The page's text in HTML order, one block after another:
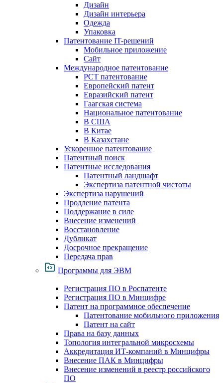
Дизайн
Дизайн интерьера
Одежда
Упаковка
Патентование IT-решений
Мобильное приложение
Сайт
Международное патентование
PCT патентование
Европейский патент
Евразийский патент
Гаагская система
Национальное патентование
В США
В Китае
В Казахстане
Ускоренное патентование
Патентный поиск
Патентные исследования
Патентный ландшафт
Экспертиза патентной чистоты
Экспертиза нарушений
Продление патента
Поддержание в силе
Внесение изменений
Восстановление
Дубликат
Досрочное прекращение
Передача прав
Программы для ЭВМ
Регистрация ПО в Роспатенте
Регистрация ПО в Минцифре
Патент на программное обеспечение
Патентование мобильного приложения
Патент на сайт
Права на базу данных
Топология интегральной микросхемы
Аккредитация ИТ-компаний в Минцифры
Внесение ПАК в Минцифры
Внесение изменений в реестр российского
ПО